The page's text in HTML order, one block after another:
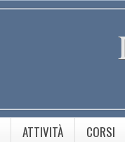
ATTIVITÀ CORSI